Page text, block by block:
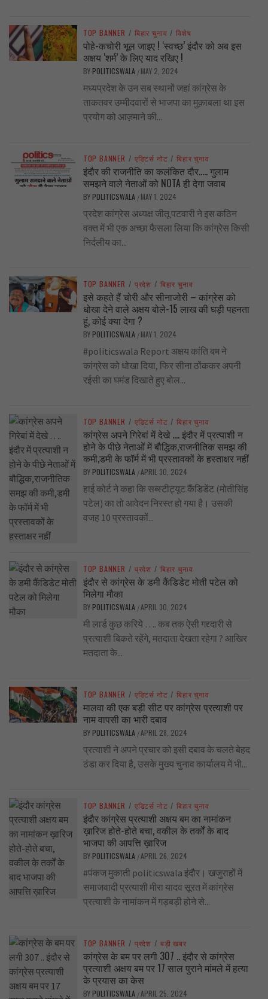
TOP BANNER / बिहार चुनाव / विशेष
पोहे-कचोरी भूल जाइए ! ‘स्वच्छ’ इंदौर को अब इस
अक्षय ‘शर्म’ के लिए याद रखिए !
BY POLITICSWALA / MAY 2, 2024
मध्यप्रदेश के उन सब स्थानों जहां कांग्रेस के
ताकतवर उम्मीदवारों से भाजपा का मुक़ाबला था इस
प्रयोग को आज़माने की...
TOP BANNER / एडिटर्स नोट / बिहार चुनाव
इंदौर की राजनीति का कलंकित दौर….. गुलाम
समझने वाले नेताओं को NOTA ही देगा जवाब
BY POLITICSWALA / MAY 1, 2024
प्रदेश कांग्रेस अध्यक्ष जीतू पटवारी ने इस कठिन
वक्त में भी एक अच्छा फैसला लिया कि कांग्रेस किसी
निर्दलीय का...
TOP BANNER / प्रदेश / बिहार चुनाव
इसे कहते हैं चोरी और सीनाजोरी – कांग्रेस को
धोखा देने वाले अक्षय बोले-15 लाख की घड़ी पहनता
हूं, कोई क्या देगा ?
BY POLITICSWALA / MAY 1, 2024
#politicswala Report अक्षय कांति बम ने
कांग्रेस को धोखा दिया, फिर सीना ठोंककर अपनी
रईसी का घमंड दिखाते हुए बोल...
TOP BANNER / एडिटर्स नोट / बिहार चुनाव
कांग्रेस अपने गिरेबां में देखे …. इंदौर में प्रत्याशी न
होने के पीछे नेताओं में बौद्धिक,राजनीतिक समझ की
कमी,डमी के फॉर्म में भी प्रस्तावकों के हस्ताक्षर नहीं
BY POLITICSWALA /APRIL 30, 2024
हाई कोर्ट ने कहा कि सब्स्टीट्यूट कैंडिडेंट (मोतीसिंह
पटेल) का तो आवेदन निरस्त हो गया है। उसकी
वजह 10 प्रस्तावकों...
TOP BANNER / प्रदेश / बिहार चुनाव
इंदौर से कांग्रेस के डमी कैंडिडेट मोती पटेल को
मिलेगा मौका
BY POLITICSWALA /APRIL 30, 2024
मी लार्ड कुछ करिये …. कब तक ऐसी गद्द्दारी से
प्रत्याशी बिकते रहेंगे, मतदाता देखता रहेगा ? आखिर
मतदाता के...
TOP BANNER / एडिटर्स नोट / बिहार चुनाव
मालवा की एक बड़ी सीट पर कांग्रेस प्रत्याशी पर
नाम वापसी का भारी दबाव
BY POLITICSWALA /APRIL 28, 2024
प्रत्याशी ने अपने प्रचार को इसी दबाव के चलते बेहद
ठंडा कर दिया है, उसके मुख्य चुनाव कार्यालय में भी...
TOP BANNER / एडिटर्स नोट / बिहार चुनाव
इंदौर कांग्रेस प्रत्याशी अक्षय बम का नामांकन
ख़ारिज होते-होते बचा, वकील के तर्कों के बाद
भाजपा की आपत्ति ख़ारिज
BY POLITICSWALA /APRIL 26, 2024
#पंकज मुकाती politicswala इंदौर। खजुराहों में
समाजवादी प्रत्याशी मीरा यादव सूरत में कांग्रेस
प्रत्याशी के नामांकन में गड़बड़ी होने से...
TOP BANNER / प्रदेश / बड़ी खबर
कांग्रेस के बम पर लगी 307 .. इंदौर से कांग्रेस
प्रत्याशी अक्षय बम पर 17 साल पुराने मांमले में हत्या
के प्रयास का केस
BY POLITICSWALA /APRIL 25, 2024